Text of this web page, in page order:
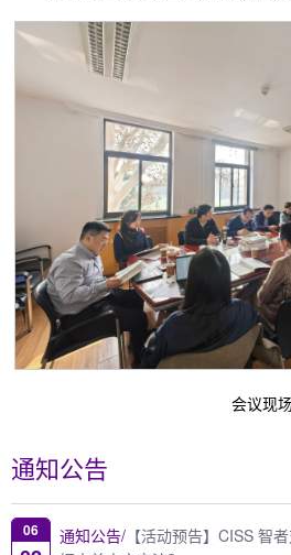
通知公告
06 通知公告/ 【活动预告】CISS
会议现